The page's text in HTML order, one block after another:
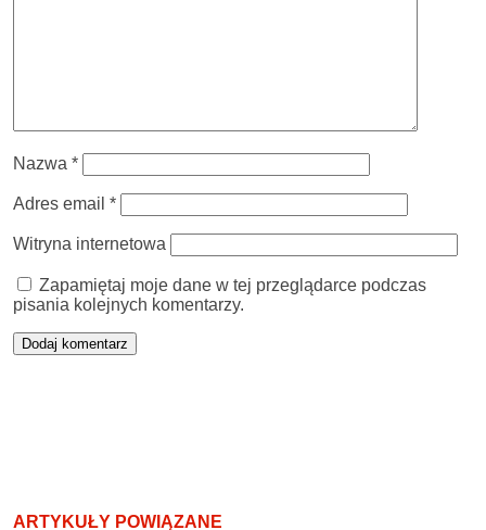
Nazwa *
Adres email *
Witryna internetowa
Zapamiętaj moje dane w tej przeglądarce podczas
pisania kolejnych komentarzy.
ARTYKUŁY POWIĄZANE